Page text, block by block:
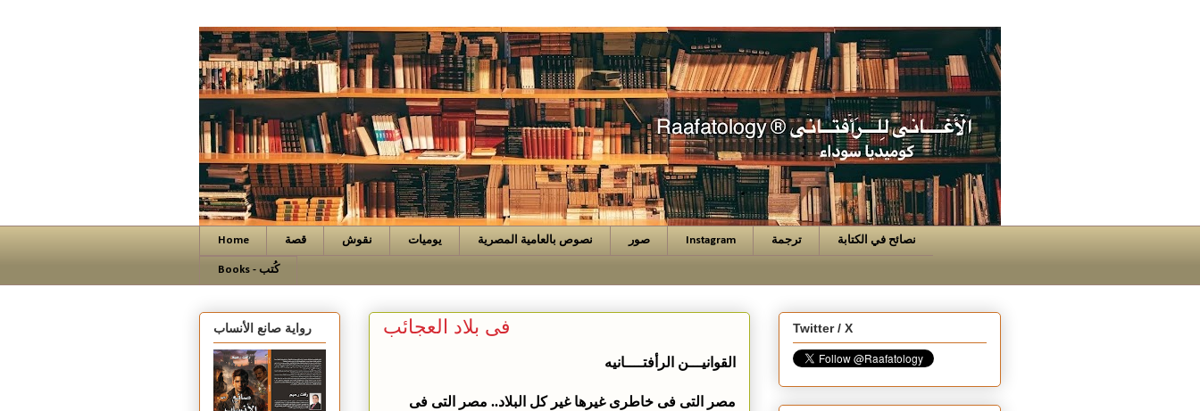
Home قصة نقوش يوميات نصوص بالعامية المصرية صور Instagram ترجمة نصائح في الكتابة
Books - كُتب
فى بلاد العجائب
القوانيـــن الرأفتــــانيه
مصر التى فى خاطرى غيرها غير كل البلاد.. مصر التى فى
رواية صانع الأنساب Twitter / X